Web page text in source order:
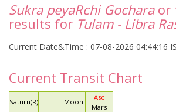
Sukra peyaRchi Gocharaor
results for Tulam - Libra
Current Date&Time : 07-08-2026 04:44:16
Current Transit Chart
Saturn(R) Moon
Asc
Mars